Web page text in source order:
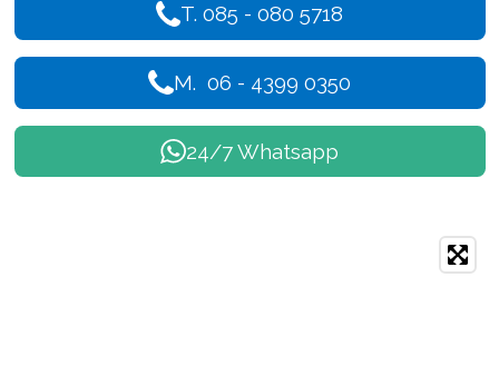
T. 085 - 080 5718
M. 06 - 4399 0350
24/7 Whatsapp